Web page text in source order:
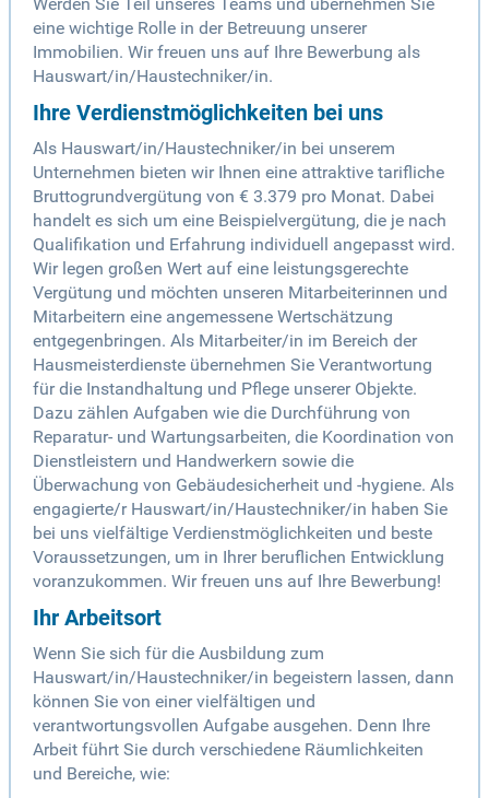
Werden Sie Teil unseres Teams und übernehmen Sie
eine wichtige Rolle in der Betreuung unserer
Immobilien. Wir freuen uns auf Ihre Bewerbung als
Hauswart/in/Haustechniker/in.
Ihre Verdienstmöglichkeiten bei uns
Als Hauswart/in/Haustechniker/in bei unserem
Unternehmen bieten wir Ihnen eine attraktive tarifliche
Bruttogrundvergütung von € 3.379 pro Monat. Dabei
handelt es sich um eine Beispielvergütung, die je nach
Qualifikation und Erfahrung individuell angepasst wird.
Wir legen großen Wert auf eine leistungsgerechte
Vergütung und möchten unseren Mitarbeiterinnen und
Mitarbeitern eine angemessene Wertschätzung
entgegenbringen. Als Mitarbeiter/in im Bereich der
Hausmeisterdienste übernehmen Sie Verantwortung
für die Instandhaltung und Pflege unserer Objekte.
Dazu zählen Aufgaben wie die Durchführung von
Reparatur- und Wartungsarbeiten, die Koordination von
Dienstleistern und Handwerkern sowie die
Überwachung von Gebäudesicherheit und -hygiene. Als
engagierte/r Hauswart/in/Haustechniker/in haben Sie
bei uns vielfältige Verdienstmöglichkeiten und beste
Voraussetzungen, um in Ihrer beruflichen Entwicklung
voranzukommen. Wir freuen uns auf Ihre Bewerbung!
Ihr Arbeitsort
Wenn Sie sich für die Ausbildung zum
Hauswart/in/Haustechniker/in begeistern lassen, dann
können Sie von einer vielfältigen und
verantwortungsvollen Aufgabe ausgehen. Denn Ihre
Arbeit führt Sie durch verschiedene Räumlichkeiten
und Bereiche, wie: